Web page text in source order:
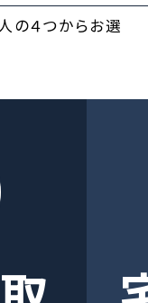
の４つからお選